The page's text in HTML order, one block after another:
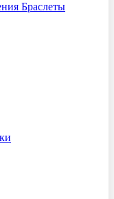
Браслеты